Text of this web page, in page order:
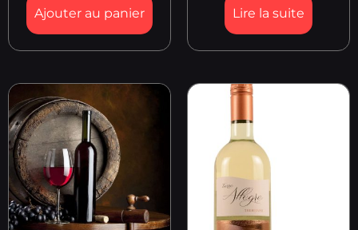
Ajouter au panier Lire la suite